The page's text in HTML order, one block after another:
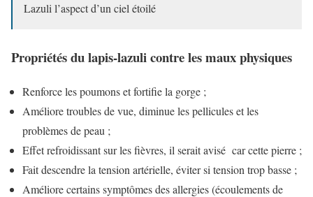
Lazuli l’aspect d’un ciel étoilé
Propriétés du lapis-lazuli contre les maux physiques
Renforce les poumons et fortifie la gorge ;
Améliore troubles de vue, diminue les pellicules et les
problèmes de peau ;
Effet refroidissant sur les fièvres, il serait avisé car cette pierre ;
Fait descendre la tension artérielle, éviter si tension trop basse ;
Améliore certains symptômes des allergies (écoulements de